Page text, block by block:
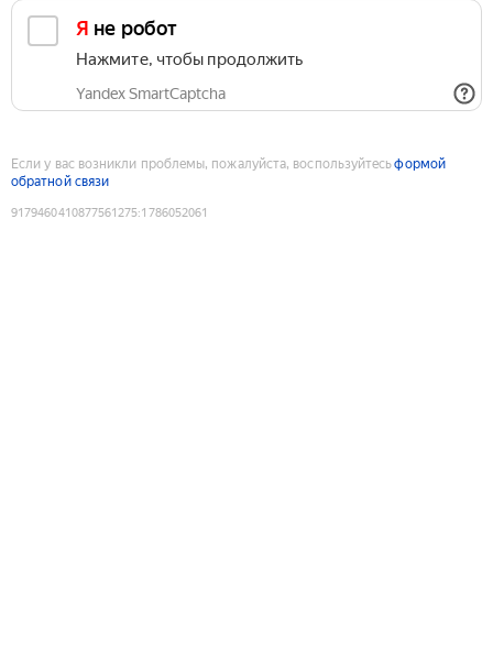
Я не робот
Нажмите, чтобы продолжить
Yandex SmartCaptcha
Если у вас возникли проблемы, пожалуйста, воспользуйтесьформой
обратной связи
9179460410877561275:1786052061